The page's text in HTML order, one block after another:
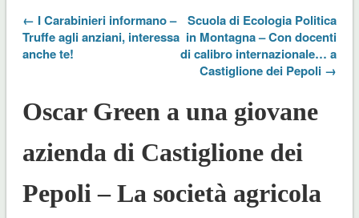
← I Carabinieri informano –
Truffe agli anziani, interessa
anche te!
Scuola di Ecologia Politica
in Montagna – Con docenti
di calibro internazionale… a
Castiglione dei Pepoli →
Oscar Green a una giovane
azienda di Castiglione dei
Pepoli – La società agricola